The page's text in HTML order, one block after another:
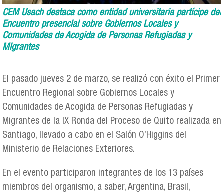
CEM Usach destaca como entidad universitaria partícipe del
Encuentro presencial sobre Gobiernos Locales y
Comunidades de Acogida de Personas Refugiadas y
Migrantes
El pasado jueves 2 de marzo, se realizó con éxito el Primer
Encuentro Regional sobre Gobiernos Locales y
Comunidades de Acogida de Personas Refugiadas y
Migrantes de la IX Ronda del Proceso de Quito realizada en
Santiago, llevado a cabo en el Salón O’Higgins del
Ministerio de Relaciones Exteriores.
En el evento participaron integrantes de los 13 países
miembros del organismo, a saber, Argentina, Brasil,